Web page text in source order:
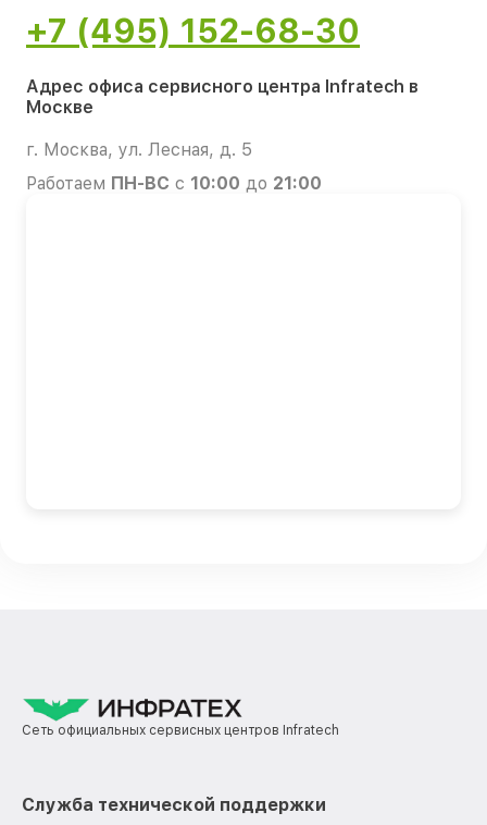
+7 (495) 152-68-30
Адрес офиса сервисного центра Infratech в
Москве
г. Москва, ул. Лесная, д. 5
Работаем ПН-ВС с 10:00 до 21:00
Сеть официальных сервисных центров Infratech
Служба технической поддержки